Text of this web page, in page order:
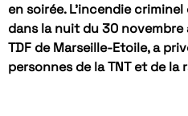
en soirée. L’incendie
dans la nuit du 30 novembre
TDF de Marseille-Etoile, a
personnes de la TNT et de la